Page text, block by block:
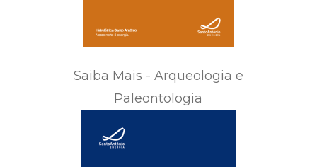
Saiba Mais - Arqueologia e
Paleontologia